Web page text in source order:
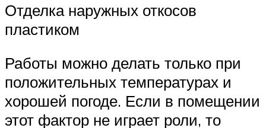
Отделка наружных откосов
пластиком
Работы можно делать только при
положительных температурах и
хорошей погоде. Если в помещении
этот фактор не играет роли, то